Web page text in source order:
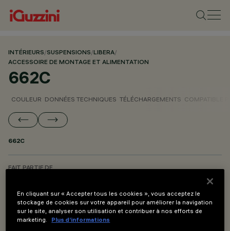
INTÉRIEURS/SUSPENSIONS/LIBERA/
ACCESSOIRE DE MONTAGE ET ALIMENTATION
662C
COULEUR DONNÉES TECHNIQUES TÉLÉCHARGEMENTS COMPATIBLE
662C
FAIT PARTIE DE
DESCRIPTION
Patère encastrable Minimal pour alimentation avec 2
En cliquant sur « Accepter tous les cookies », vous acceptez le
stockage de cookies sur votre appareil pour améliorer la navigation
sur le site, analyser son utilisation et contribuer à nos efforts de
marketing.
Plus d’informations